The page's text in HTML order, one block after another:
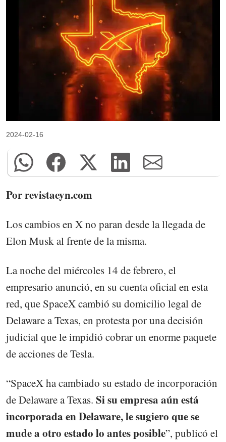
2024-02-16
Por revistaeyn.com
Los cambios en X no paran desde la llegada de
Elon Musk al frente de la misma.
La noche del miércoles 14 de febrero, el
empresario anunció, en su cuenta oficial en esta
red, que SpaceX cambió su domicilio legal de
Delaware a Texas, en protesta por una decisión
judicial que le impidió cobrar un enorme paquete
de acciones de Tesla.
“SpaceX ha cambiado su estado de incorporación
de Delaware a Texas. Si su empresa aún está
incorporada en Delaware, le sugiero que se
mude a otro estado lo antes posible”, publicó el